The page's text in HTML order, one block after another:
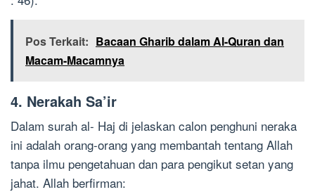
Pos Terkait: Bacaan Gharib dalam Al-Quran dan
Macam-Macamnya
4. Nerakah Sa’ir
Dalam surah al- Haj di jelaskan calon penghuni neraka
ini adalah orang-orang yang membantah tentang Allah
tanpa ilmu pengetahuan dan para pengikut setan yang
jahat. Allah berfirman: